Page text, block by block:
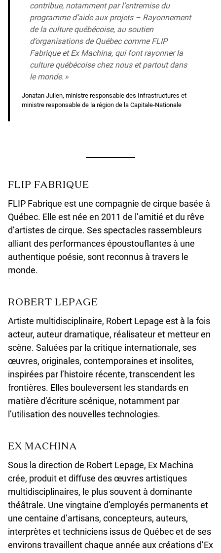
contribue, notamment par l’entremise du
programme d’aide aux projets – Rayonnement
de la culture québécoise, au soutien
d’organisations de Québec comme FLIP
Fabrique et Ex Machina, qui font rayonner la
culture québécoise chez nous et partout dans
le monde. »
Jonatan Julien, ministre responsable des Infrastructures et
ministre responsable de la région de la Capitale-Nationale
FLIP FABRIQUE
FLIP Fabrique est une compagnie de cirque basée à
Québec. Elle est née en 2011 de l’amitié et du rêve
d’artistes de cirque. Ses spectacles rassembleurs
alliant des performances époustouflantes à une
authentique poésie, sont reconnus à travers le
monde.
ROBERT LEPAGE
Artiste multidisciplinaire, Robert Lepage est à la fois
acteur, auteur dramatique, réalisateur et metteur en
scène. Saluées par la critique internationale, ses
œuvres, originales, contemporaines et insolites,
inspirées par l’histoire récente, transcendent les
frontières. Elles bouleversent les standards en
matière d’écriture scénique, notamment par
l’utilisation des nouvelles technologies.
EX MACHINA
Sous la direction de Robert Lepage, Ex Machina
crée, produit et diffuse des œuvres artistiques
multidisciplinaires, le plus souvent à dominante
théâtrale. Une vingtaine d’employés permanents et
une centaine d’artisans, concepteurs, auteurs,
interprètes et techniciens issus de Québec et de ses
environs travaillent chaque année aux créations d’Ex